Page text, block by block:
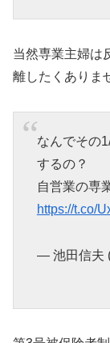
当然専業主婦は
離したくありま
なんでその
するの？
自営業の専
https://t.co/
— 池田信夫